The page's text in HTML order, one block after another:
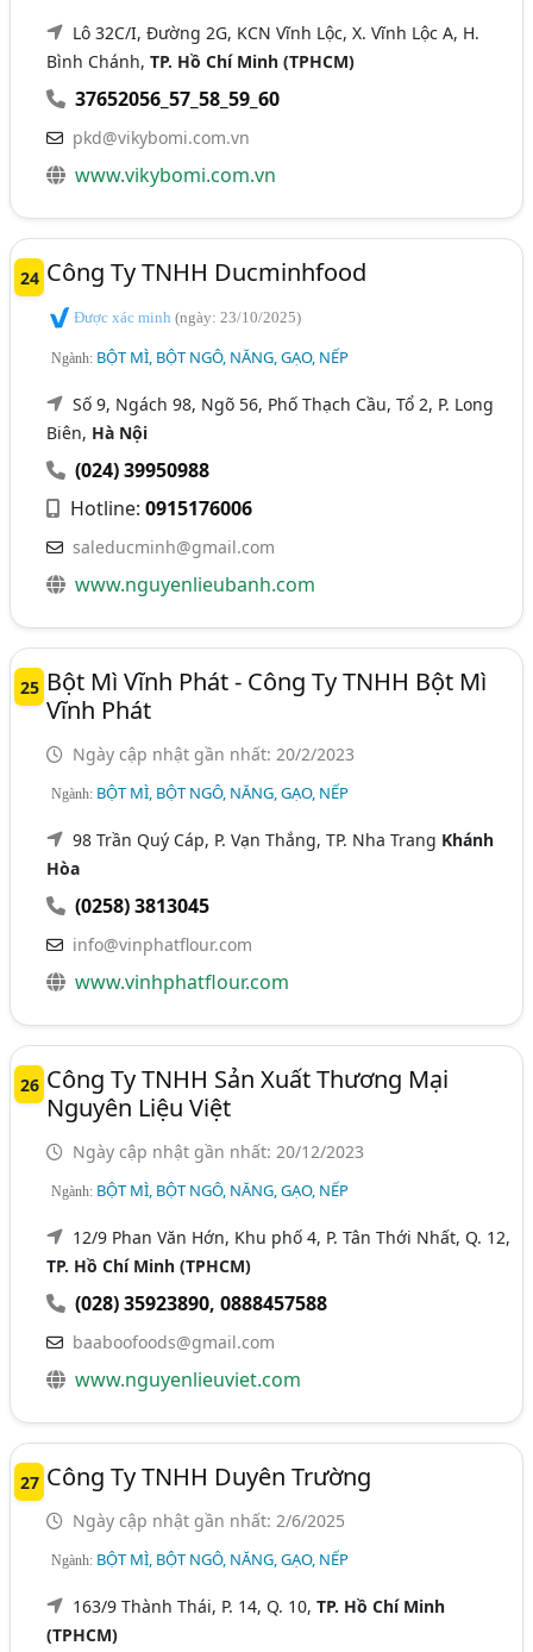
Lô 32C/I, Đường 2G, KCN Vĩnh Lộc, X. Vĩnh Lộc A, H.
Bình Chánh,TP. Hồ Chí Minh (TPHCM)
37652056_57_58_59_60
pkd@vikybomi.com.vn
www.vikybomi.com.vn
24 Công Ty TNHH Ducminhfood
Được xác minh(ngày: 23/10/2025)
Ngành: BỘT MÌ, BỘT NGÔ, NĂNG, GẠO, NẾP
Số 9, Ngách 98, Ngõ 56, Phố Thạch Cầu, Tổ 2, P. Long
Biên, Hà Nội
(024) 39950988
Hotline:0915176006
saleducminh@gmail.com
www.nguyenlieubanh.com
25 Bột Mì Vĩnh Phát - Công Ty TNHH Bột Mì
Vĩnh Phát
Ngày cập nhật gần nhất: 20/2/2023
Ngành: BỘT MÌ, BỘT NGÔ, NĂNG, GẠO, NẾP
98 Trần Quý Cáp, P. Vạn Thắng, TP. Nha Trang Khánh
Hòa
(0258) 3813045
info@vinphatflour.com
www.vinhphatflour.com
26 Công Ty TNHH Sản Xuất Thương Mại
Nguyên Liệu Việt
Ngày cập nhật gần nhất: 20/12/2023
Ngành: BỘT MÌ, BỘT NGÔ, NĂNG, GẠO, NẾP
12/9 Phan Văn Hớn, Khu phố 4, P. Tân Thới Nhất, Q. 12,
TP. Hồ Chí Minh (TPHCM)
(028) 35923890,0888457588
baaboofoods@gmail.com
www.nguyenlieuviet.com
27 Công Ty TNHH Duyên Trường
Ngày cập nhật gần nhất: 2/6/2025
Ngành: BỘT MÌ, BỘT NGÔ, NĂNG, GẠO, NẾP
163/9 Thành Thái, P. 14, Q. 10,TP. Hồ Chí Minh
(TPHCM)